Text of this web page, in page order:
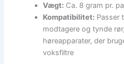
Vægt: Ca. 8 gram pr.
Kompatibilitet: Passer
modtagere og tynde
høreapparater, der
voksfiltre